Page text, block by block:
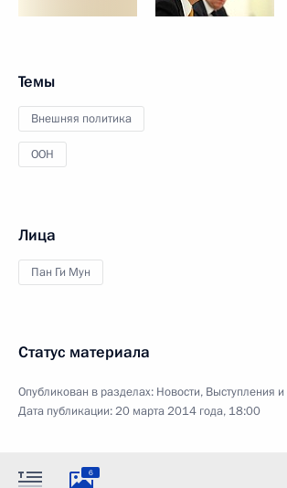
Темы
Внешняя политика
ООН
Лица
Пан Ги Мун
Статус материала
Опубликован в разделах: Новости, Выступления
Дата публикации:20 марта 2014 года, 18:00
6